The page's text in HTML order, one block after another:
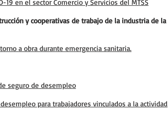
19 en el sector Comercio y Servicios del MTSS
y cooperativas de trabajo de la industria de la
a obra durante emergencia sanitaria.
seguro de desempleo
para trabajadores vinculados a la actividad